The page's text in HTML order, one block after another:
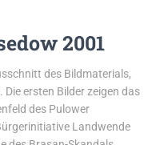
2001
des Bildmaterials,
ersten Bilder zeigen das
des Pulower
Landwende